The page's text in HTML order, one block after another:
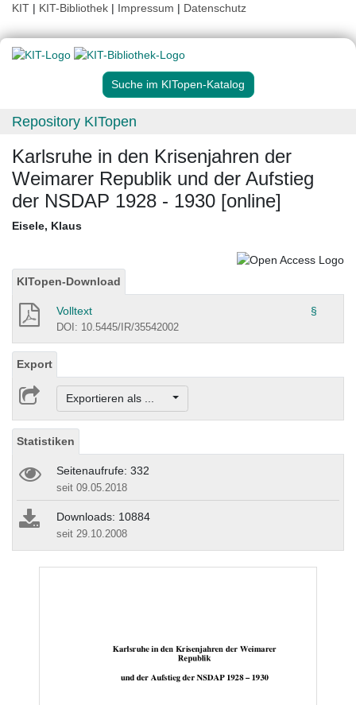
KIT | KIT-Bibliothek | Impressum | Datenschutz
Suche im KITopen-Katalog
Repository KITopen
Karlsruhe in den Krisenjahren der
Weimarer Republik und der Aufstieg
der NSDAP 1928 - 1930 [online]
Eisele, Klaus
KITopen-Download
Volltext §
DOI: 10.5445/IR/35542002
Export
Exportieren als ...
Statistiken
Seitenaufrufe: 332
seit 09.05.2018
Downloads: 10884
seit 29.10.2008